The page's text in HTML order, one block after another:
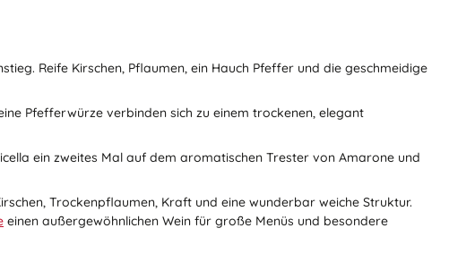
Reife Kirschen, Pflaumen, ein Hauch Pfeffer und die geschmeidige
Pfefferwürze verbinden sich zu einem trockenen, elegant
ein zweites Mal auf dem aromatischen Trester von Amarone und
Trockenpflaumen, Kraft und eine wunderbar weiche Struktur.
einen außergewöhnlichen Wein für große Menüs und besondere